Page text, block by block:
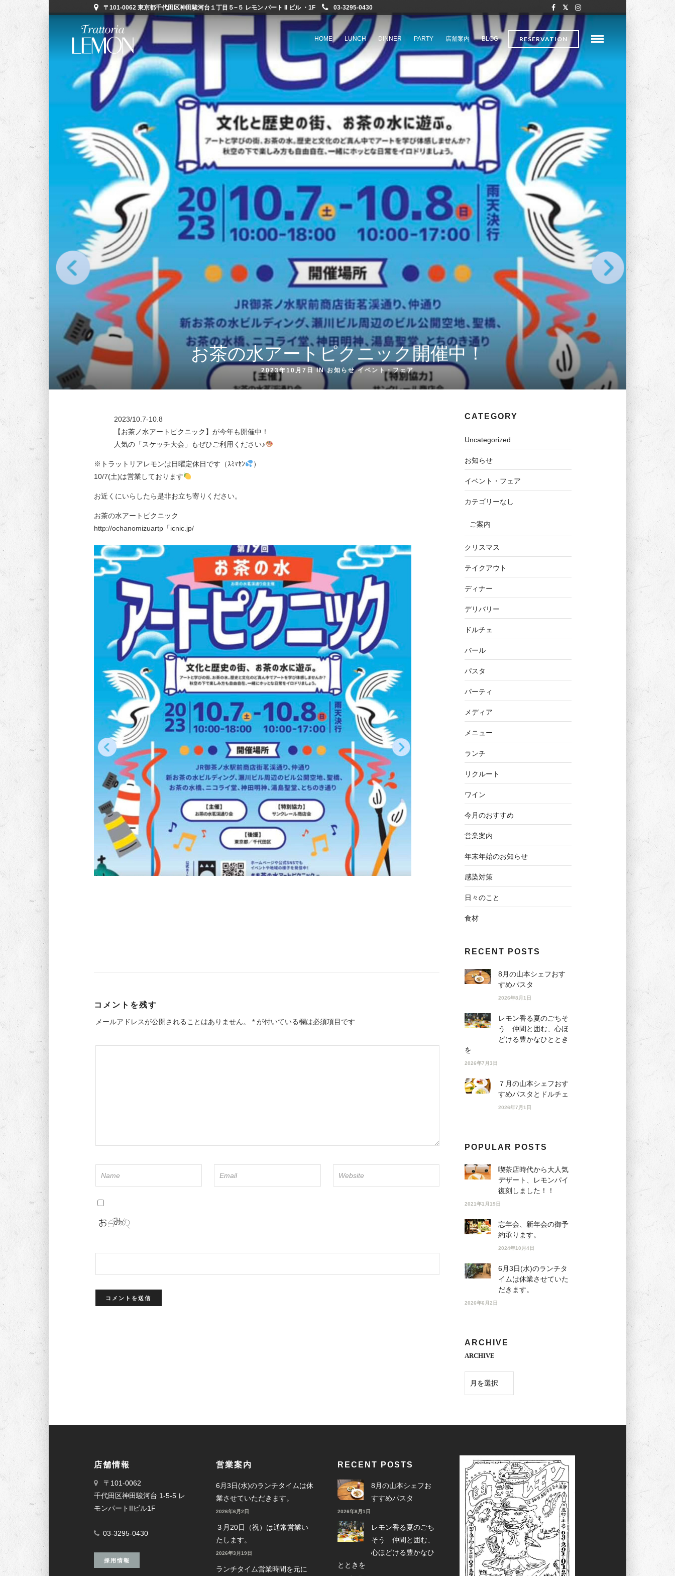
〒101-0062 東京都千代田区神田駿河台１丁目５−５ レモン パート II ビル ・1F 03-3295-0430
RESERVATION
HOME LUNCH DINNER PARTY 店舗案内 BLOG
お茶の水アートピクニック開催中！
2023年10月7日 IN お知らせ イベント・フェア
2023/10.7-10.8
【お茶ノ水アートピクニック】が今年も開催中！
人気の「スケッチ大会」もぜひご利用ください♪
※トラットリアレモンは日曜定休日です（ｽﾐﾏｾﾝ
）
10/7(土)は営業しております
お近くにいらしたら是非お立ち寄りください。
お茶の水アートピクニック
http://ochanomizuartp「icnic.jp/
コメントを残す
メールアドレスが公開されることはありません。 *が付いている欄は必須項目です
CATEGORY
Uncategorized
お知らせ
イベント・フェア
カテゴリーなし
ご案内
クリスマス
テイクアウト
ディナー
デリバリー
ドルチェ
バール
パスタ
パーティ
メディア
メニュー
ランチ
リクルート
ワイン
今月のおすすめ
営業案内
年末年始のお知らせ
感染対策
日々のこと
食材
RECENT POSTS
8月の山本シェフおす
すめパスタ
2026年8月1日
レモン香る夏のごちそ
う 仲間と囲む、心ほ
どける豊かなひととき
を
2026年7月3日
７月の山本シェフおす
すめパスタとドルチェ
2026年7月1日
POPULAR POSTS
喫茶店時代から大人気
デザート、レモンパイ
復刻しました！！
2021年1月19日
忘年会、新年会の御予
約承ります。
2024年10月4日
6月3日(水)のランチタ
イムは休業させていた
だきます。
2026年6月2日
ARCHIVE
ARCHIVE
店舗情報
〒101-0062
千代田区神田駿河台 1-5-5 レ
モンパートIIビル1F
03-3295-0430
採用情報
営業案内
6月3日(水)のランチタイムは休
業させていただきます。
2026年6月2日
３月20日（祝）は通常営業い
たします。
2026年3月19日
ランチタイム営業時間を元に
RECENT POSTS
8月の山本シェフお
すすめパスタ
2026年8月1日
レモン香る夏のごち
そう 仲間と囲む、
心ほどける豊かなひ
とときを